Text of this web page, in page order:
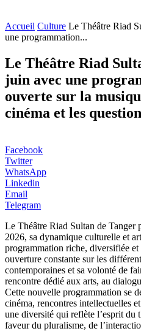
Accueil Culture Le Théâtre Riad
une programmation...
Le Théâtre Riad
juin avec une
ouverte sur la
cinéma et les
Facebook
Twitter
WhatsApp
Linkedin
Email
Telegram
Le Théâtre Riad Sultan de Tanger
2026, sa dynamique culturelle et
programmation riche, diversifiée
ouverture constante sur les
contemporaines et sa volonté de
rencontre dédié aux arts, au
Cette nouvelle programmation se
cinéma, rencontres intellectuelles
une diversité qui reflète l’esprit du
faveur du pluralisme, de